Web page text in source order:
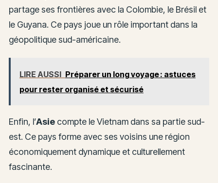
partage ses frontières avec la Colombie, le Brésil et
le Guyana. Ce pays joue un rôle important dans la
géopolitique sud-américaine.
LIRE AUSSI Préparer un long voyage : astuces
pour rester organisé et sécurisé
Enfin, l’Asiecompte le Vietnam dans sa partie sud-
est. Ce pays forme avec ses voisins une région
économiquement dynamique et culturellement
fascinante.